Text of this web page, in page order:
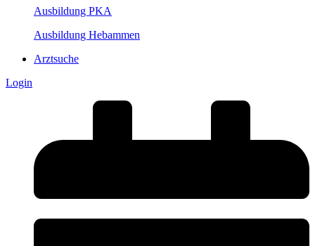
Ausbildung PKA
Ausbildung Hebammen
Arztsuche
Login